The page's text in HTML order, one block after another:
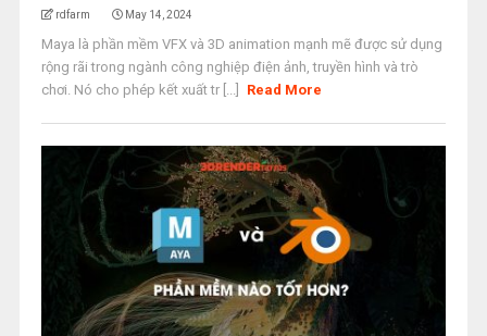
rdfarm May 14, 2024
Maya là phần mềm VFX và 3D animation mạnh mẽ được sử dụng
rộng rãi trong ngành công nghiệp điện ảnh, truyền hình và trò
chơi. Nó cho phép kết xuất tr [...]
Read More